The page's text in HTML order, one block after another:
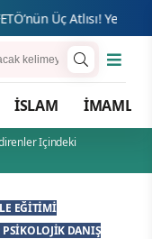
Üç Atlısı! Yeni
İSLAM İMAMLAR
Içindeki
EĞITIMI
DANIŞ